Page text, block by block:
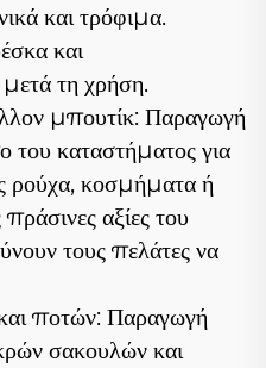
και τρόφιμα.
και
τη χρήση.
μπουτίκ: Παραγωγή
καταστήματος για
ρούχα, κοσμήματα ή
αξίες του
τους πελάτες να
ποτών: Παραγωγή
σακουλών και